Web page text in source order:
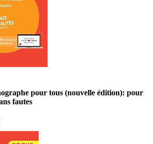
pour tous (nouvelle édition): pour
fautes